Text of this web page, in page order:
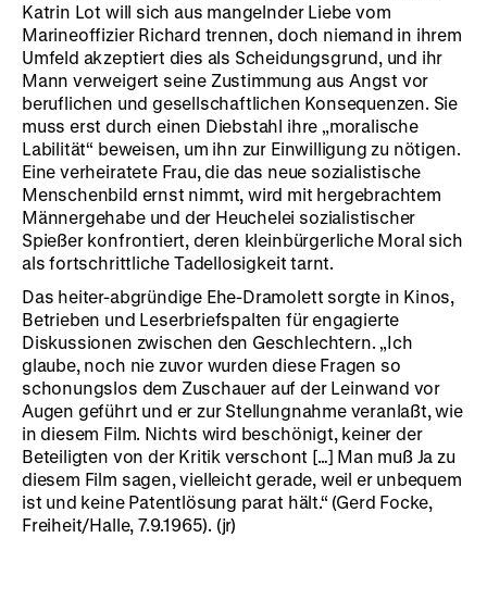
Katrin Lot will sich aus mangelnder Liebe vom
Marineoffizier Richard trennen, doch niemand in ihrem
Umfeld akzeptiert dies als Scheidungsgrund, und ihr
Mann verweigert seine Zustimmung aus Angst vor
beruflichen und gesellschaftlichen Konsequenzen. Sie
muss erst durch einen Diebstahl ihre „moralische
Labilität“ beweisen, um ihn zur Einwilligung zu nötigen.
Eine verheiratete Frau, die das neue sozialistische
Menschenbild ernst nimmt, wird mit hergebrachtem
Männergehabe und der Heuchelei sozialistischer
Spießer konfrontiert, deren kleinbürgerliche Moral sich
als fortschrittliche Tadellosigkeit tarnt.
Das heiter-abgründige Ehe-Dramolett sorgte in Kinos,
Betrieben und Leserbriefspalten für engagierte
Diskussionen zwischen den Geschlechtern. „Ich
glaube, noch nie zuvor wurden diese Fragen so
schonungslos dem Zuschauer auf der Leinwand vor
Augen geführt und er zur Stellungnahme veranlaßt, wie
in diesem Film. Nichts wird beschönigt, keiner der
Beteiligten von der Kritik verschont […] Man muß Ja zu
diesem Film sagen, vielleicht gerade, weil er unbequem
ist und keine Patentlösung parat hält.“ (Gerd Focke,
Freiheit/Halle, 7.9.1965). (jr)